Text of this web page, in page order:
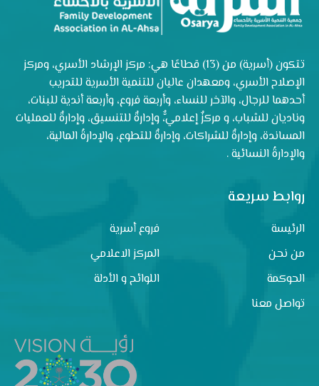
تتكون (أسرية) من (13) قطاعًا هي: مركز الإرشاد الأسري، ومركز
الإصلاح الأسري، ومعهدان عاليان للتنمية الأسرية للتدريب
أحدهما للرجال، والآخر للنساء، وأربعة فروع، وأربعة أندية للبنات،
وناديان للشباب، و مركزٌ إعلاميٌّ، وإدارةٌ للتنسيق، وإدارةٌ للعمليات
المساندة، وإدارةٌ للشراكات، وإدارةٌ للتطوع، والإدارةُ المالية،
والإدارةُ النسائية .
روابط سريعة
الرئيسة
فروع أسرية
من نحن
المركز الاعلامي
الحوكمة
اللوائح و الأدلة
تواصل معنا